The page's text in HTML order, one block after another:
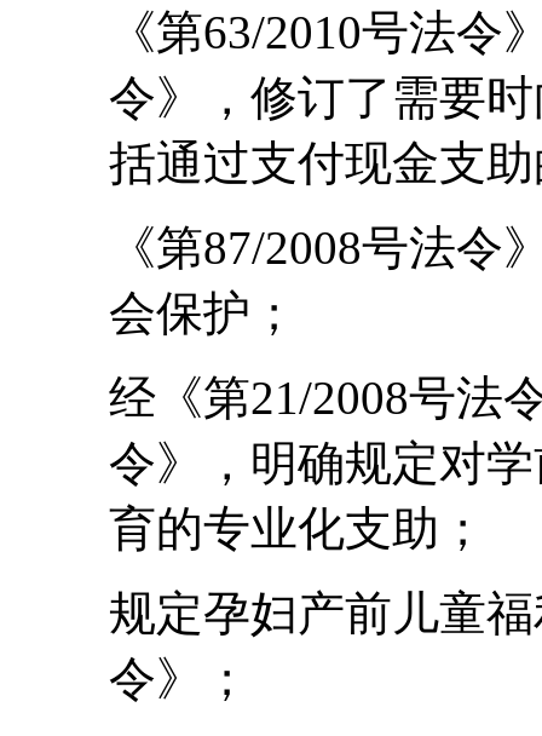
《第63/2010号法令
令》，修订了需要
括通过支付现金支
《第87/2008号法
会保护；
经《第21/2008号法
令》，明确规定对
育的专业化支助；
规定孕妇产前儿童
令》；